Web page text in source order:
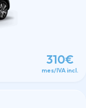
310€
mes/IVA incl.